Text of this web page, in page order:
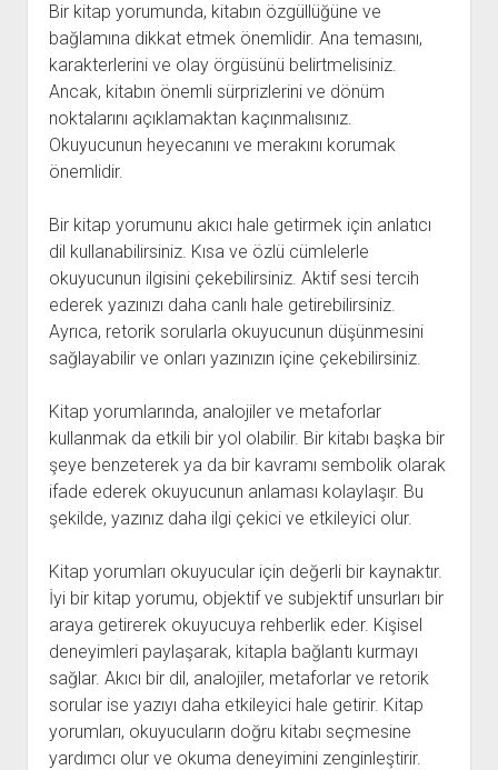
Bir kitap yorumunda, kitabın özgüllüğüne ve
bağlamına dikkat etmek önemlidir. Ana temasını,
karakterlerini ve olay örgüsünü belirtmelisiniz.
Ancak, kitabın önemli sürprizlerini ve dönüm
noktalarını açıklamaktan kaçınmalısınız.
Okuyucunun heyecanını ve merakını korumak
önemlidir.
Bir kitap yorumunu akıcı hale getirmek için anlatıcı
dil kullanabilirsiniz. Kısa ve özlü cümlelerle
okuyucunun ilgisini çekebilirsiniz. Aktif sesi tercih
ederek yazınızı daha canlı hale getirebilirsiniz.
Ayrıca, retorik sorularla okuyucunun düşünmesini
sağlayabilir ve onları yazınızın içine çekebilirsiniz.
Kitap yorumlarında, analojiler ve metaforlar
kullanmak da etkili bir yol olabilir. Bir kitabı başka bir
şeye benzeterek ya da bir kavramı sembolik olarak
ifade ederek okuyucunun anlaması kolaylaşır. Bu
şekilde, yazınız daha ilgi çekici ve etkileyici olur.
Kitap yorumları okuyucular için değerli bir kaynaktır.
İyi bir kitap yorumu, objektif ve subjektif unsurları bir
araya getirerek okuyucuya rehberlik eder. Kişisel
deneyimleri paylaşarak, kitapla bağlantı kurmayı
sağlar. Akıcı bir dil, analojiler, metaforlar ve retorik
sorular ise yazıyı daha etkileyici hale getirir. Kitap
yorumları, okuyucuların doğru kitabı seçmesine
yardımcı olur ve okuma deneyimini zenginleştirir.